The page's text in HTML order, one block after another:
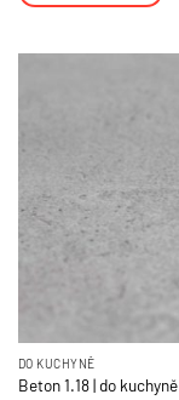
Možnosti
vybrat
na
stránce
DO KUCHYNĚ
Beton 1.18 | do kuchyně